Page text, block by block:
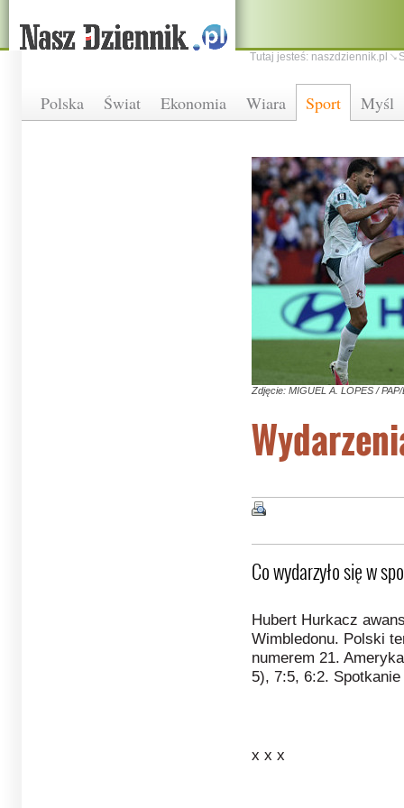
Polska Świat Ekonomia Wiara Sport Myśl
Tutaj jesteś: naszdziennik.pl
Zdjęcie: MIGUEL A. LOPES / PAP/
Co wydarzyło się w
Hubert Hurkacz
Wimbledonu. Polski
numerem 21.
5), 7:5, 6:2.
x x x